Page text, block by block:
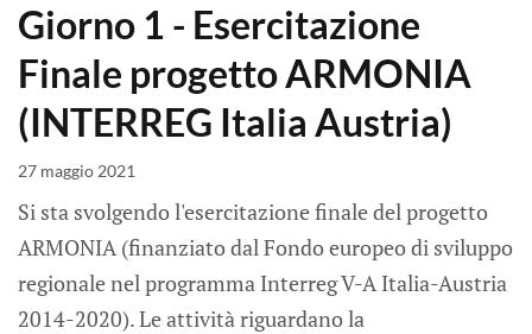
Giorno 1 - Esercitazione
Finale progetto ARMONIA
(INTERREG Italia Austria)
27 maggio 2021
Si sta svolgendo l'esercitazione finale del progetto
ARMONIA (finanziato dal Fondo europeo di sviluppo
regionale nel programma Interreg V-A Italia-Austria
2014-2020). Le attività riguardano la